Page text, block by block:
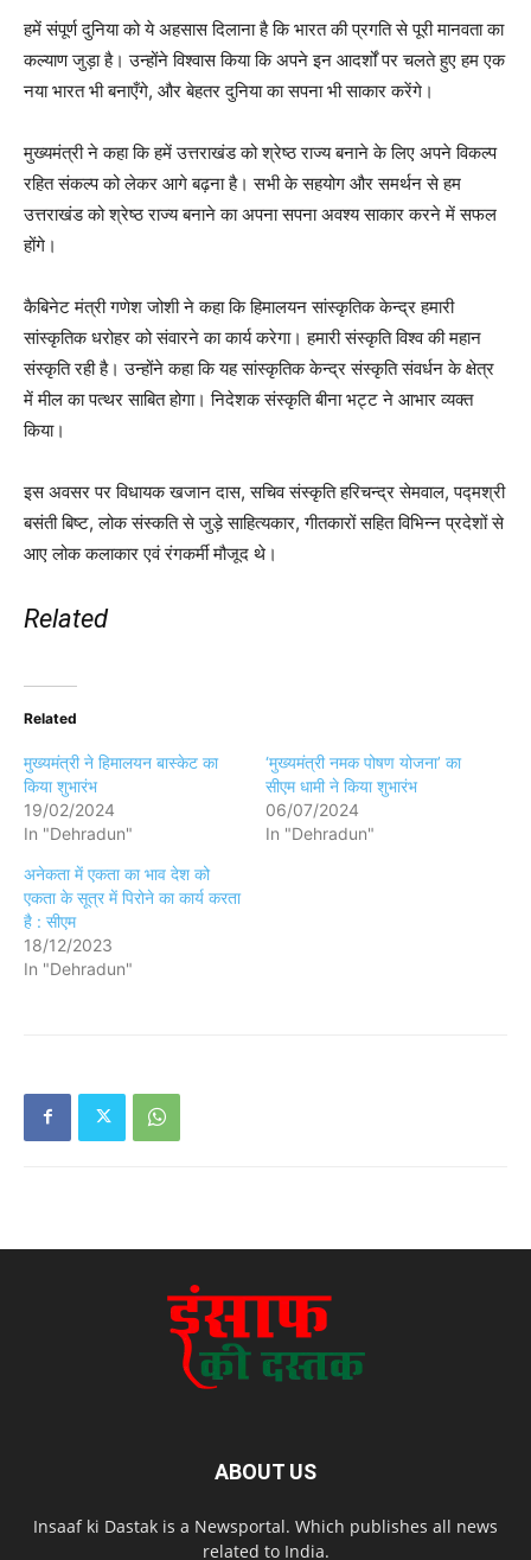
हमें संपूर्ण दुनिया को ये अहसास दिलाना है कि भारत की प्रगति से पूरी मानवता का
कल्याण जुड़ा है। उन्होंने विश्वास किया कि अपने इन आदर्शों पर चलते हुए हम एक
नया भारत भी बनाएँगे, और बेहतर दुनिया का सपना भी साकार करेंगे।
मुख्यमंत्री ने कहा कि हमें उत्तराखंड को श्रेष्ठ राज्य बनाने के लिए अपने विकल्प
रहित संकल्प को लेकर आगे बढ़ना है। सभी के सहयोग और समर्थन से हम
उत्तराखंड को श्रेष्ठ राज्य बनाने का अपना सपना अवश्य साकार करने में सफल
होंगे।
कैबिनेट मंत्री गणेश जोशी ने कहा कि हिमालयन सांस्कृतिक केन्द्र हमारी
सांस्कृतिक धरोहर को संवारने का कार्य करेगा। हमारी संस्कृति विश्व की महान
संस्कृति रही है। उन्होंने कहा कि यह सांस्कृतिक केन्द्र संस्कृति संवर्धन के क्षेत्र
में मील का पत्थर साबित होगा। निदेशक संस्कृति बीना भट्ट ने आभार व्यक्त
किया।
इस अवसर पर विधायक खजान दास, सचिव संस्कृति हरिचन्द्र सेमवाल, पद्मश्री
बसंती बिष्ट, लोक संस्कति से जुड़े साहित्यकार, गीतकारों सहित विभिन्न प्रदेशों से
आए लोक कलाकार एवं रंगकर्मी मौजूद थे।
Related
Related
मुख्यमंत्री ने हिमालयन बास्केट का
किया शुभारंभ
19/02/2024
In "Dehradun"
‘मुख्यमंत्री नमक पोषण योजना’ का
सीएम धामी ने किया शुभारंभ
06/07/2024
In "Dehradun"
अनेकता में एकता का भाव देश को
एकता के सूत्र में पिरोने का कार्य करता
है : सीएम
18/12/2023
In "Dehradun"
ABOUT US
Insaaf ki Dastak is a Newsportal. Which publishes all news
related to India.